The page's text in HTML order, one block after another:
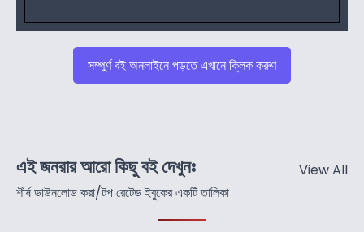
সম্পুর্ণ বই অনলাইনে পড়তে এখানে ক্লিক করুণ
এই জনরার আরো কিছু বই দেখুনঃ
শীর্ষ ডাউনলোড করা/টপ রেটেড ইবুকের একটি তালিকা
View All